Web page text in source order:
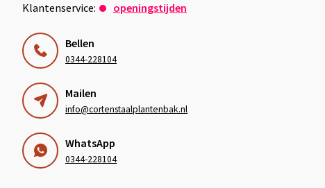
Klantenservice: openingstijden
Bellen
0344-228104
Mailen
info@cortenstaalplantenbak.nl
WhatsApp
0344-228104